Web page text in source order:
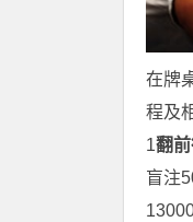
在牌
程及
1翻
盲注